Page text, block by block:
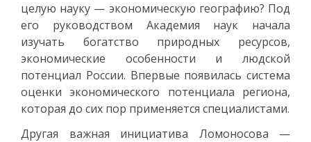
целую науку — экономическую географию? Под
его руководством Академия наук начала
изучать богатство природных ресурсов,
экономические особенности и людской
потенциал России. Впервые появилась система
оценки экономического потенциала региона,
которая до сих пор применяется специалистами.
Другая важная инициатива Ломоносова —